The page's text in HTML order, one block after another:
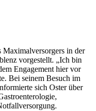
in der
vorgestellt. „Ich bin
Engagement hier vor
Bei seinem Besuch im
sich Oster über